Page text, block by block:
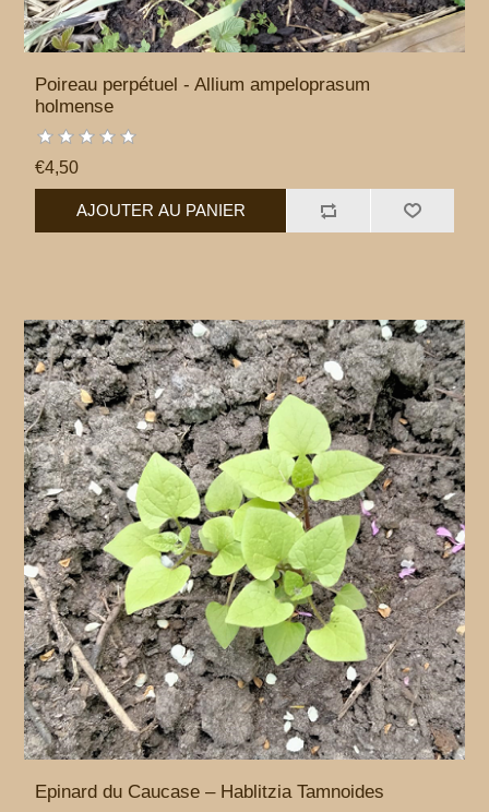
Poireau perpétuel - Allium ampeloprasum
holmense
€4,50
Epinard du Caucase – Hablitzia Tamnoides